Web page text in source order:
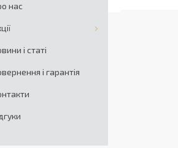
нас
і статі
і гарантія